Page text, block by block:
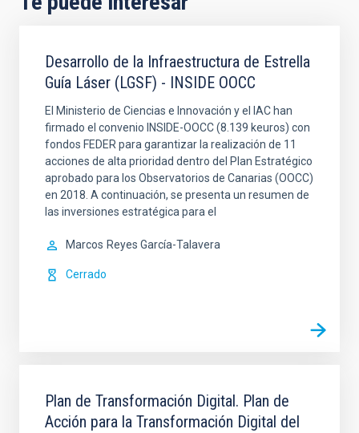
Desarrollo de la Infraestructura de Estrella
Guía Láser (LGSF) - INSIDE OOCC
El Ministerio de Ciencias e Innovación y el IAC han
firmado el convenio INSIDE-OOCC (8.139 keuros) con
fondos FEDER para garantizar la realización de 11
acciones de alta prioridad dentro del Plan Estratégico
aprobado para los Observatorios de Canarias (OOCC)
en 2018. A continuación, se presenta un resumen de
las inversiones estratégica para el
Marcos Reyes García-Talavera
Cerrado
Plan de Transformación Digital. Plan de
Acción para la Transformación Digital del